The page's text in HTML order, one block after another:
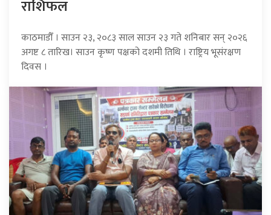
राशिफल
काठमाडौँ । साउन २३, २०८३ साल साउन २३ गते शनिबार सन् २०२६
अगष्ट ८ तारिख। साउन कृष्ण पक्षको दशमी तिथि । राष्ट्रिय भूसंरक्षण
दिवस ।